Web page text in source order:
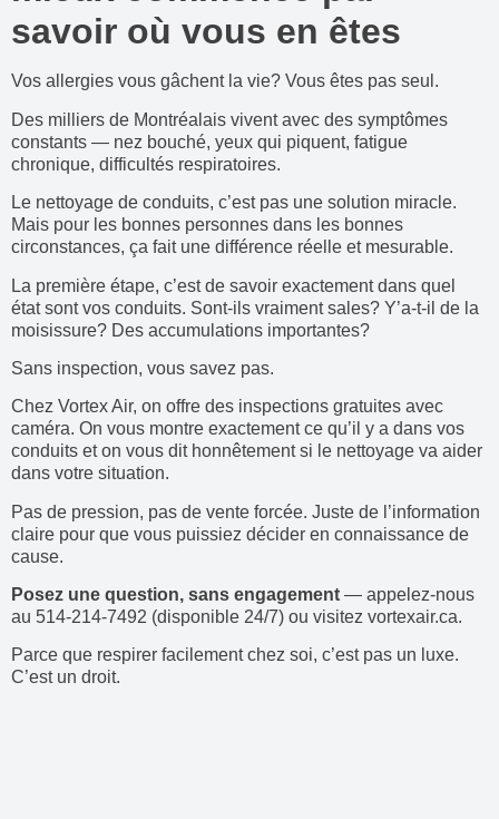
savoir où vous en êtes
Vos allergies vous gâchent la vie? Vous êtes pas seul.
Des milliers de Montréalais vivent avec des symptômes
constants — nez bouché, yeux qui piquent, fatigue
chronique, difficultés respiratoires.
Le nettoyage de conduits, c’est pas une solution miracle.
Mais pour les bonnes personnes dans les bonnes
circonstances, ça fait une différence réelle et mesurable.
La première étape, c’est de savoir exactement dans quel
état sont vos conduits. Sont-ils vraiment sales? Y’a-t-il de la
moisissure? Des accumulations importantes?
Sans inspection, vous savez pas.
Chez Vortex Air, on offre des inspections gratuites avec
caméra. On vous montre exactement ce qu’il y a dans vos
conduits et on vous dit honnêtement si le nettoyage va aider
dans votre situation.
Pas de pression, pas de vente forcée. Juste de l’information
claire pour que vous puissiez décider en connaissance de
cause.
Posez une question, sans engagement — appelez-nous
au 514-214-7492 (disponible 24/7) ou visitez vortexair.ca.
Parce que respirer facilement chez soi, c’est pas un luxe.
C’est un droit.